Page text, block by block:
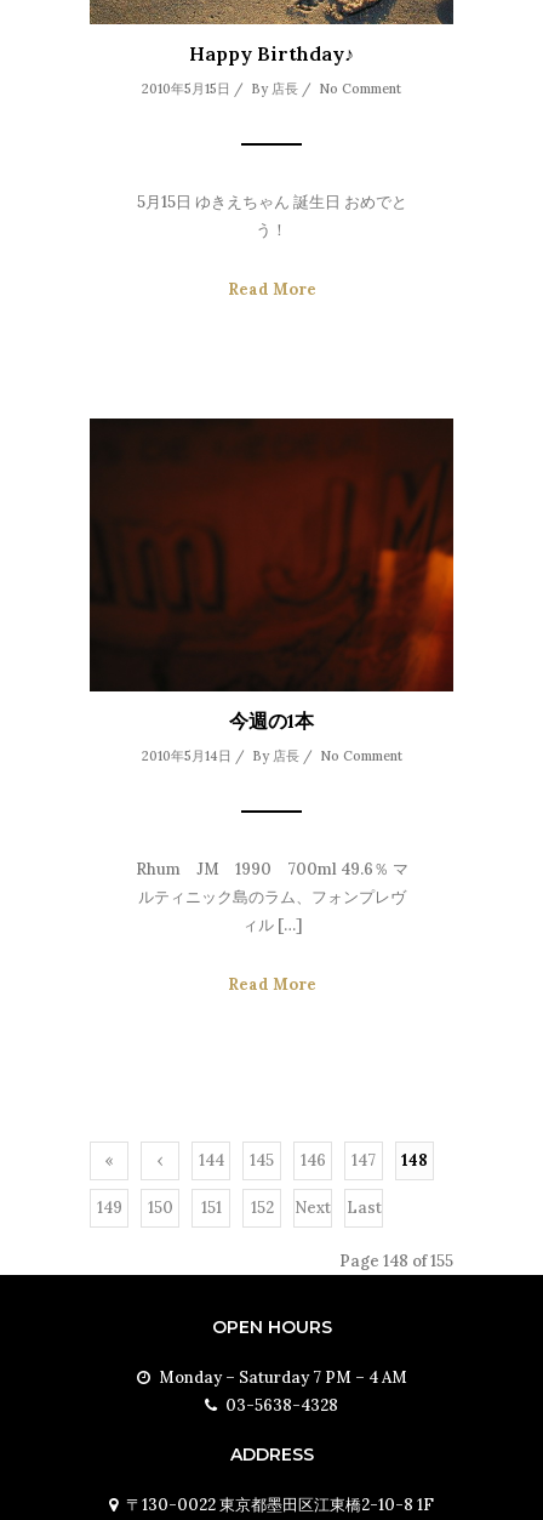
Happy Birthday♪
2010年5月15日 / By 店長 / No Comment
5月15日 ゆきえちゃん 誕生日 おめでと
う！
Read More
今週の1本
2010年5月14日 / By 店長/ No Comment
Rhum JM 1990 700ml 49.6％ マ
ルティニック島のラム、フォンプレヴ
ィル […]
Read More
«
Firs
t
‹
Prev
ious
144 145 146 147 148
149 150 151 152
Next
Last
Page 148 of 155
OPEN HOURS
Monday – Saturday 7 PM – 4 AM
03-5638-4328
ADDRESS
〒130-0022 東京都墨田区江東橋2-10-8 1F